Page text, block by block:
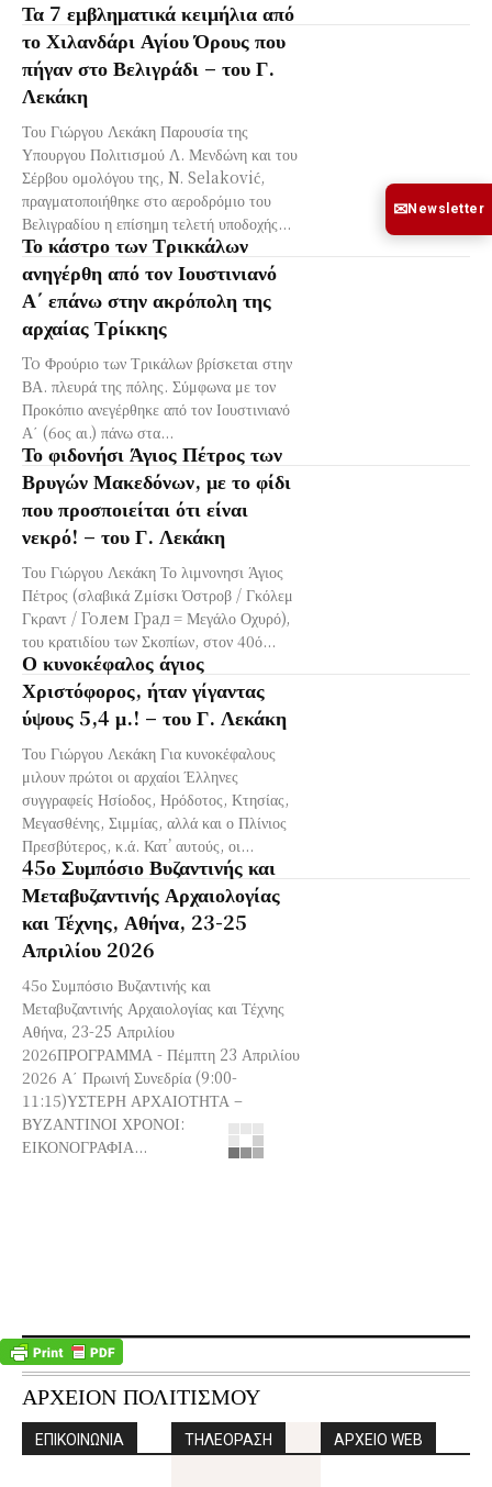
Τα 7 εμβληματικά κειμήλια από
το Χιλανδάρι Αγίου Όρους που
πήγαν στο Βελιγράδι – του Γ.
Λεκάκη
Του Γιώργου Λεκάκη Παρουσία της
Υπουργου Πολιτισμού Λ. Μενδώνη και του
Σέρβου ομολόγου της, N. Selaković,
πραγματοποιήθηκε στο αεροδρόμιο του
Βελιγραδίου η επίσημη τελετή υποδοχής...
Το κάστρο των Τρικκάλων
ανηγέρθη από τον Ιουστινιανό
Α΄ επάνω στην ακρόπολη της
αρχαίας Τρίκκης
To Φρούριο των Τρικάλων βρίσκεται στην
ΒΑ. πλευρά της πόλης. Σύμφωνα με τον
Προκόπιο ανεγέρθηκε από τον Ιουστινιανό
Α΄ (6ος αι.) πάνω στα...
Το φιδονήσι Άγιος Πέτρος των
Βρυγών Μακεδόνων, με το φίδι
που προσποιείται ότι είναι
νεκρό! – του Γ. Λεκάκη
Του Γιώργου Λεκάκη Το λιμνονησι Άγιος
Πέτρος (σλαβικά Ζμίσκι Όστροβ / Γκόλεμ
Γκραντ / Голем Град = Μεγάλο Οχυρό),
του κρατιδίου των Σκοπίων, στον 40ό...
Ο κυνοκέφαλος άγιος
Χριστόφορος, ήταν γίγαντας
ύψους 5,4 μ.! – του Γ. Λεκάκη
Του Γιώργου Λεκάκη Για κυνοκέφαλους
μιλουν πρώτοι οι αρχαίοι Έλληνες
συγγραφείς Ησίοδος, Ηρόδοτος, Κτησίας,
Μεγασθένης, Σιμμίας, αλλά και ο Πλίνιος
Πρεσβύτερος, κ.ά. Κατ’ αυτούς, οι...
45ο Συμπόσιο Βυζαντινής και
Μεταβυζαντινής Αρχαιολογίας
και Τέχνης, Αθήνα, 23-25
Απριλίου 2026
45ο Συμπόσιο Βυζαντινής και
Μεταβυζαντινής Αρχαιολογίας και Τέχνης
Αθήνα, 23-25 Απριλίου
2026ΠΡΟΓΡΑΜΜΑ - Πέμπτη 23 Απριλίου
2026 Α΄ Πρωινή Συνεδρία (9:00-
11:15)ΥΣΤΕΡΗ ΑΡΧΑΙΟΤΗΤΑ –
ΒΥΖΑΝΤΙΝΟΙ ΧΡΟΝΟΙ:
ΕΙΚΟΝΟΓΡΑΦΙΑ...
ΑΡΧΕΙΟΝ ΠΟΛΙΤΙΣΜΟΥ
ΕΠΙΚΟΙΝΩΝΙΑ ΤΗΛΕΟΡΑΣΗ ΑΡΧΕΙΟ WEB
✉Newsletter